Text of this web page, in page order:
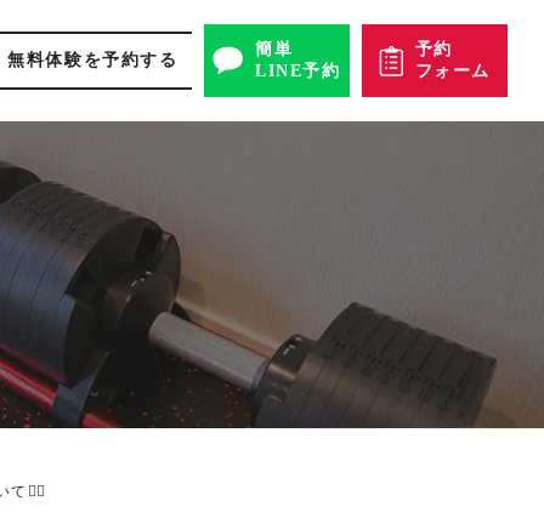
無料体験を予約する
簡単
LINE予約
予約
フォーム
て🏋️‍♂️